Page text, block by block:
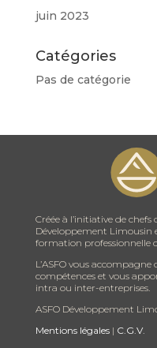
juin 2023
Catégories
Pas de catégorie
Créée à l’initiative de chefs
Développement Limousin
formation professionnelle
L’ASFO vous
compétences et vous
intra ou inter-entreprises.
ASFO Développement
Mentions légales| C.G.V.